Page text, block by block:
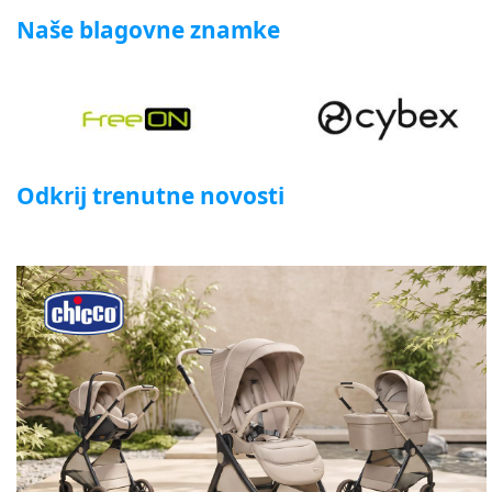
Naše blagovne znamke
Odkrij trenutne novosti